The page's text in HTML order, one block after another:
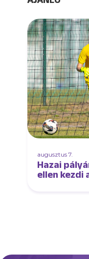
augusztus 7.
Hazai
ellen kezdi